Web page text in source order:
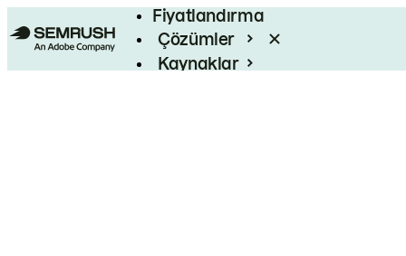
Fiyatlandırma
Çözümler
Kaynaklar